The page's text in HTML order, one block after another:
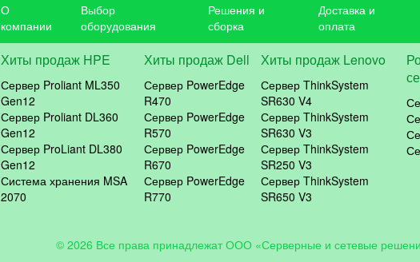
О
компании
Выбор
оборудования
Решения и
сборка
Доставка и
оплата
Хиты продаж HPE
Сервер Proliant ML350
Gen12
Сервер Proliant DL360
Gen12
Сервер ProLiant DL380
Gen12
Система хранения MSA
2070
Хиты продаж Dell
Сервер PowerEdge
R470
Сервер PowerEdge
R570
Сервер PowerEdge
R670
Сервер PowerEdge
R770
Хиты продаж Lenovo
Сервер ThinkSystem
SR630 V4
Сервер ThinkSystem
SR630 V3
Сервер ThinkSystem
SR250 V3
Сервер ThinkSystem
SR650 V3
© 2026 Все права принадлежат ООО «Серверные и сетевые